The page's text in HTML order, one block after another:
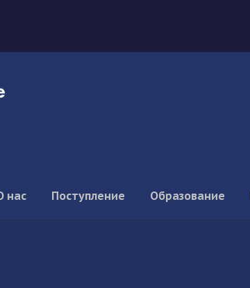
нас Поступление Образование